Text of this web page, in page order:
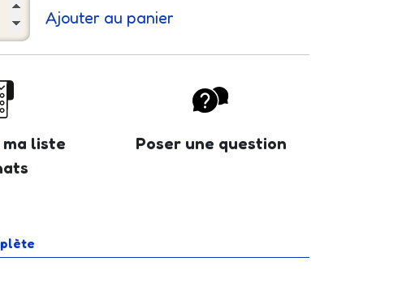
Ajouter au panier
liste
Poser une question